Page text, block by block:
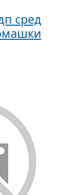
сред